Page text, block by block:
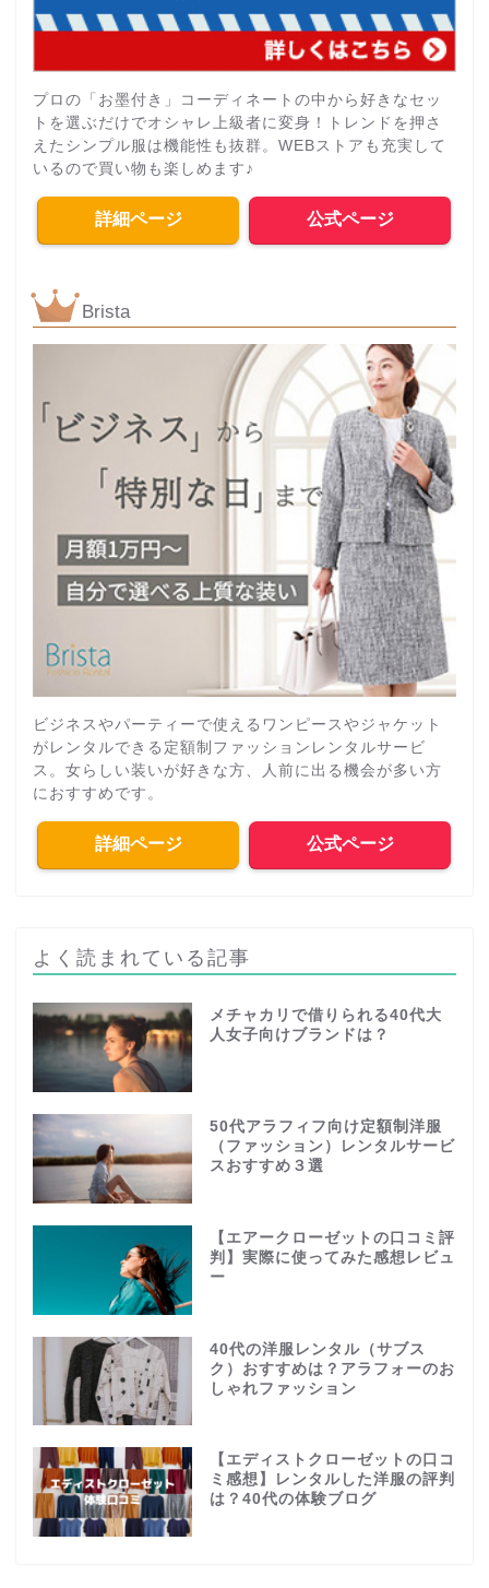
プロの「お墨付き」コーディネートの中から好きなセッ
トを選ぶだけでオシャレ上級者に変身！トレンドを押さ
えたシンプル服は機能性も抜群。WEBストアも充実して
いるので買い物も楽しめます♪
詳細ページ 公式ページ
Brista
ビジネスやパーティーで使えるワンピースやジャケット
がレンタルできる定額制ファッションレンタルサービ
ス。女らしい装いが好きな方、人前に出る機会が多い方
におすすめです。
詳細ページ 公式ページ
よく読まれている記事
メチャカリで借りられる40代大
人女子向けブランドは？
50代アラフィフ向け定額制洋服
（ファッション）レンタルサービ
スおすすめ３選
【エアークローゼットの口コミ評
判】実際に使ってみた感想レビュ
ー
40代の洋服レンタル（サブス
ク）おすすめは？アラフォーのお
しゃれファッション
【エディストクローゼットの口コ
ミ感想】レンタルした洋服の評判
は？40代の体験ブログ